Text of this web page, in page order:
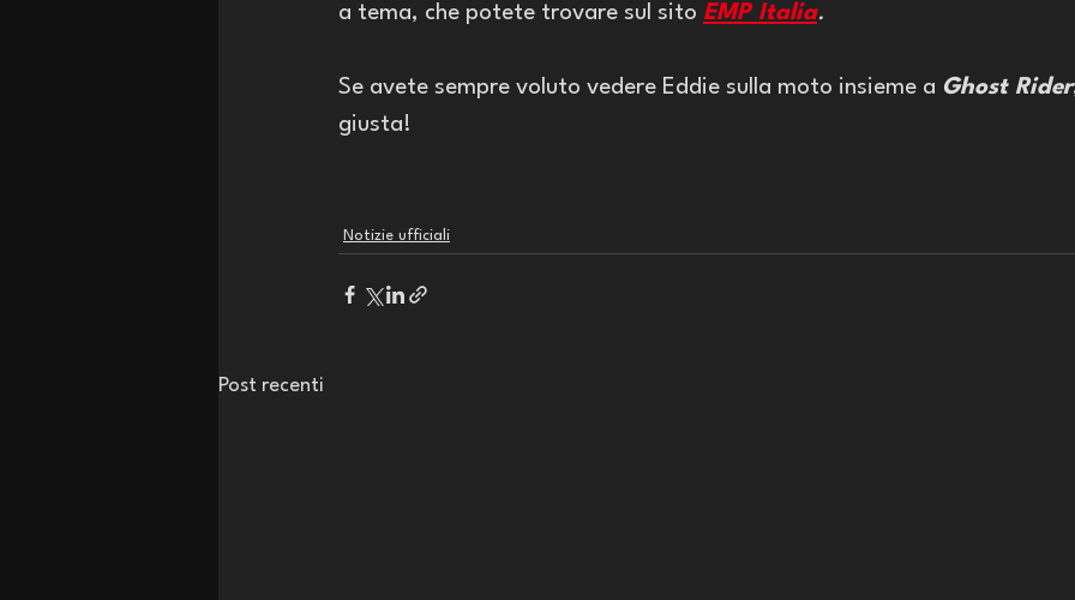
a tema, che potete trovare sul sito EMP Italia.
Se avete sempre voluto vedere Eddie sulla moto insieme a Ghost Rider
giusta!
Notizie ufficiali
Post recenti